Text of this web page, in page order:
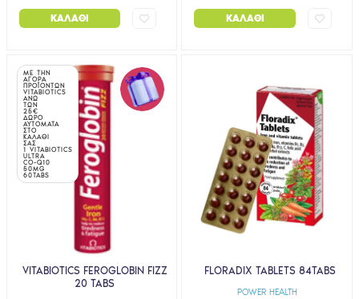
ΚΑΛΆΘΙ ΚΑΛΆΘΙ
ΜΕ ΤΗΝ
ΑΓΟΡΑ
ΠΡΟΪΟΝΤΩΝ
VITABIOTICS
ΑΝΩ
ΤΩΝ
25€
ΔΩΡΟ
ΑΥΤΟΜΑΤΑ
ΣΤΟ
ΚΑΛΑΘΙ
ΣΑΣ
1 VITABIOTICS
ULTRA
CO-Q10
50MG
60TABS
VITABIOTICS FEROGLOBIN FIZZ
20 TABS
POWER HEALTH
FLORADIX TABLETS 84TABS